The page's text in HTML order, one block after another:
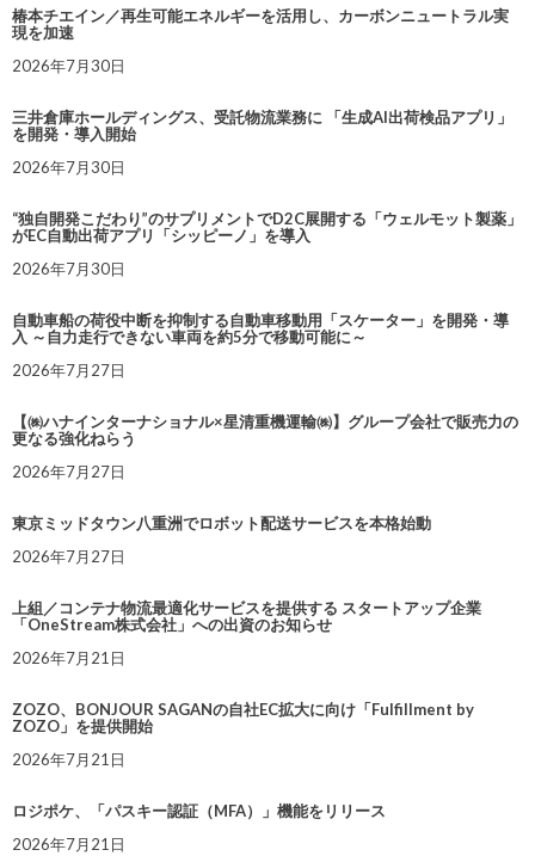
椿本チエイン／再生可能エネルギーを活用し、カーボンニュートラル実
現を加速
2026年7月30日
三井倉庫ホールディングス、受託物流業務に 「生成AI出荷検品アプリ」
を開発・導入開始
2026年7月30日
“独自開発こだわり”のサプリメントでD2C展開する「ウェルモット製薬」
がEC自動出荷アプリ「シッピーノ」を導入
2026年7月30日
自動車船の荷役中断を抑制する自動車移動用「スケーター」を開発・導
入 ～自力走行できない車両を約5分で移動可能に～
2026年7月27日
【㈱ハナインターナショナル×星清重機運輸㈱】グループ会社で販売力の
更なる強化ねらう
2026年7月27日
東京ミッドタウン八重洲でロボット配送サービスを本格始動
2026年7月27日
上組／コンテナ物流最適化サービスを提供する スタートアップ企業
「OneStream株式会社」への出資のお知らせ
2026年7月21日
ZOZO、BONJOUR SAGANの自社EC拡大に向け「Fulfillment by
ZOZO」を提供開始
2026年7月21日
ロジポケ、「パスキー認証（MFA）」機能をリリース
2026年7月21日